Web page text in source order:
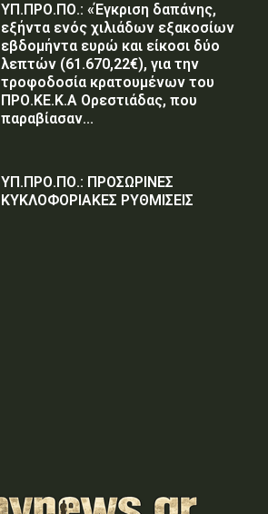
ΥΠ.ΠΡΟ.ΠΟ.: «Έγκριση δαπάνης,
εξήντα ενός χιλιάδων εξακοσίων
εβδομήντα ευρώ και είκοσι δύο
λεπτών (61.670,22€), για την
τροφοδοσία κρατουμένων του
ΠΡΟ.ΚΕ.Κ.Α Ορεστιάδας, που
παραβίασαν...
ΥΠ.ΠΡΟ.ΠΟ.: ΠΡΟΣΩΡΙΝΕΣ
ΚΥΚΛΟΦΟΡΙΑΚΕΣ ΡΥΘΜΙΣΕΙΣ